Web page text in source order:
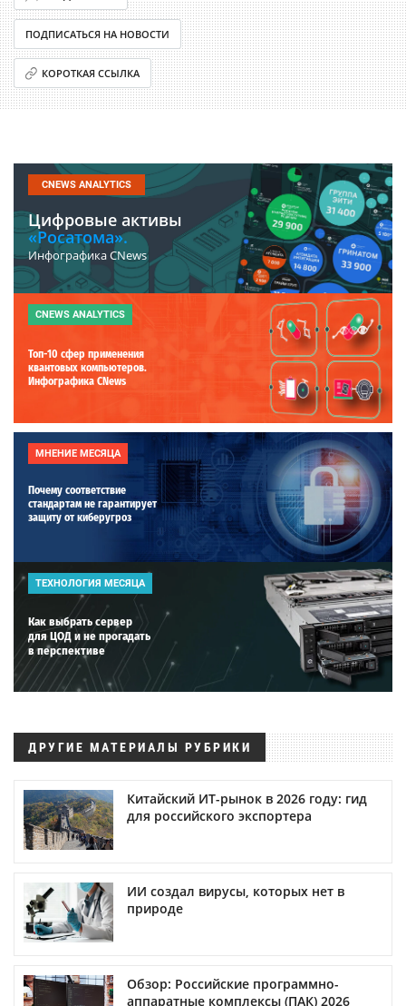
ПОДПИСАТЬСЯ НА НОВОСТИ
КОРОТКАЯ ССЫЛКА
CNEWS ANALYTICS
Цифровые активы
«Росатома».
Инфографика CNews
CNEWS ANALYTICS
Топ-10 сфер применения
квантовых компьютеров.
Инфографика CNews
МНЕНИЕ МЕСЯЦА
Почему соответствие
стандартам не гарантирует
защиту от киберугроз
ТЕХНОЛОГИЯ МЕСЯЦА
Как выбрать сервер
для ЦОД и не прогадать
в перспективе
ДРУГИЕ МАТЕРИАЛЫ РУБРИКИ
Китайский ИТ-рынок в 2026 году: гид
для российского экспортера
ИИ создал вирусы, которых нет в
природе
Обзор: Российские программно-
аппаратные комплексы (ПАК) 2026